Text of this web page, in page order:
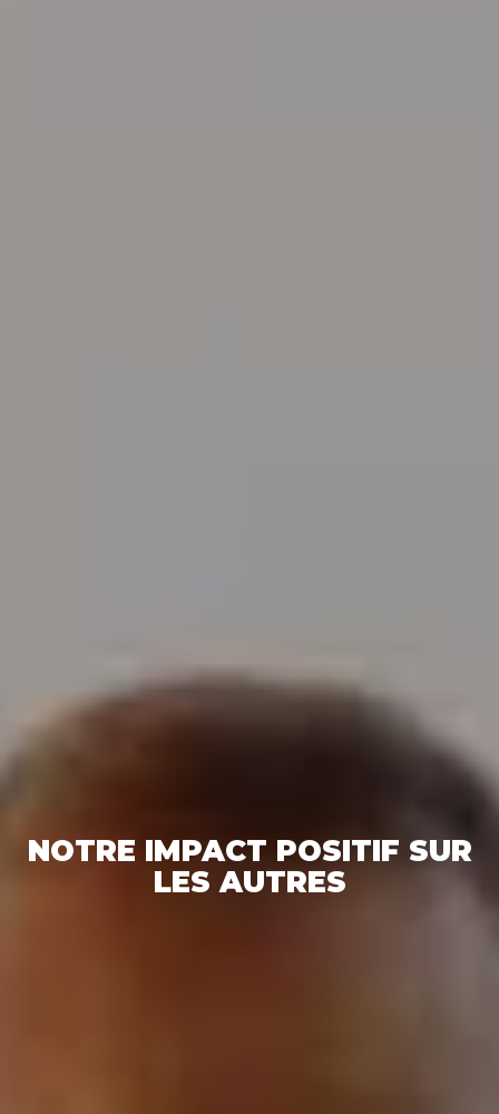
NOTRE IMPACT POSITIF SUR
LES AUTRES